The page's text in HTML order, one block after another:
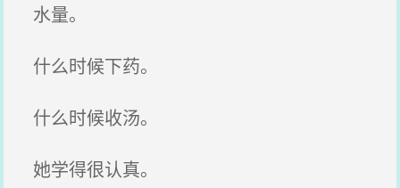
水量。
什么时候下药。
什么时候收汤。
她学得很认真。